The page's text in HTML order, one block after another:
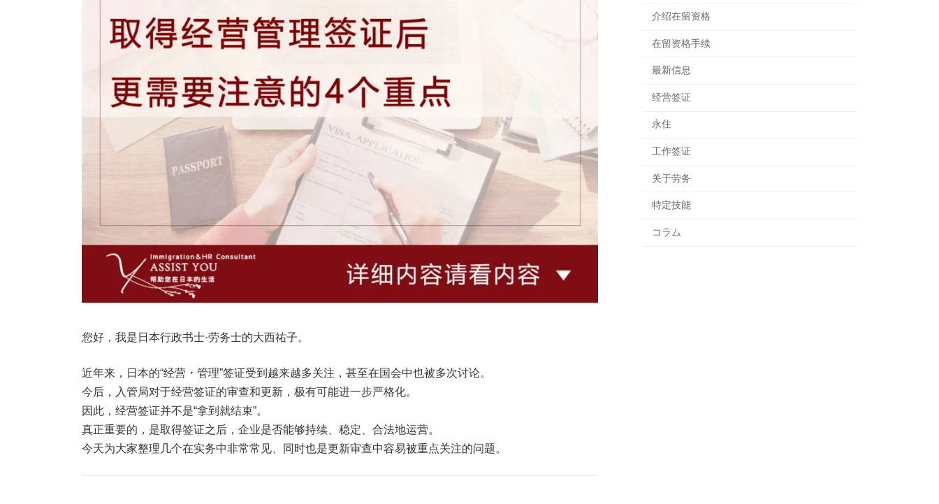
您好，我是日本行政书士·劳务士的大西祐子。
近年来，日本的“经营・管理”签证受到越来越多关注，甚至在国会中也被多次讨论。
今后，入管局对于经营签证的审查和更新，极有可能进一步严格化。
因此，经营签证并不是“拿到就结束”。
真正重要的，是取得签证之后，企业是否能够持续、稳定、合法地运营。
今天为大家整理几个在实务中非常常见、同时也是更新审查中容易被重点关注的问题。
介绍在留资格
在留资格手续
最新信息
经营签证
永住
工作签证
关于劳务
特定技能
コラム